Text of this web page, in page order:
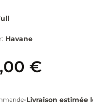
Havane
€
•Livraison estimée